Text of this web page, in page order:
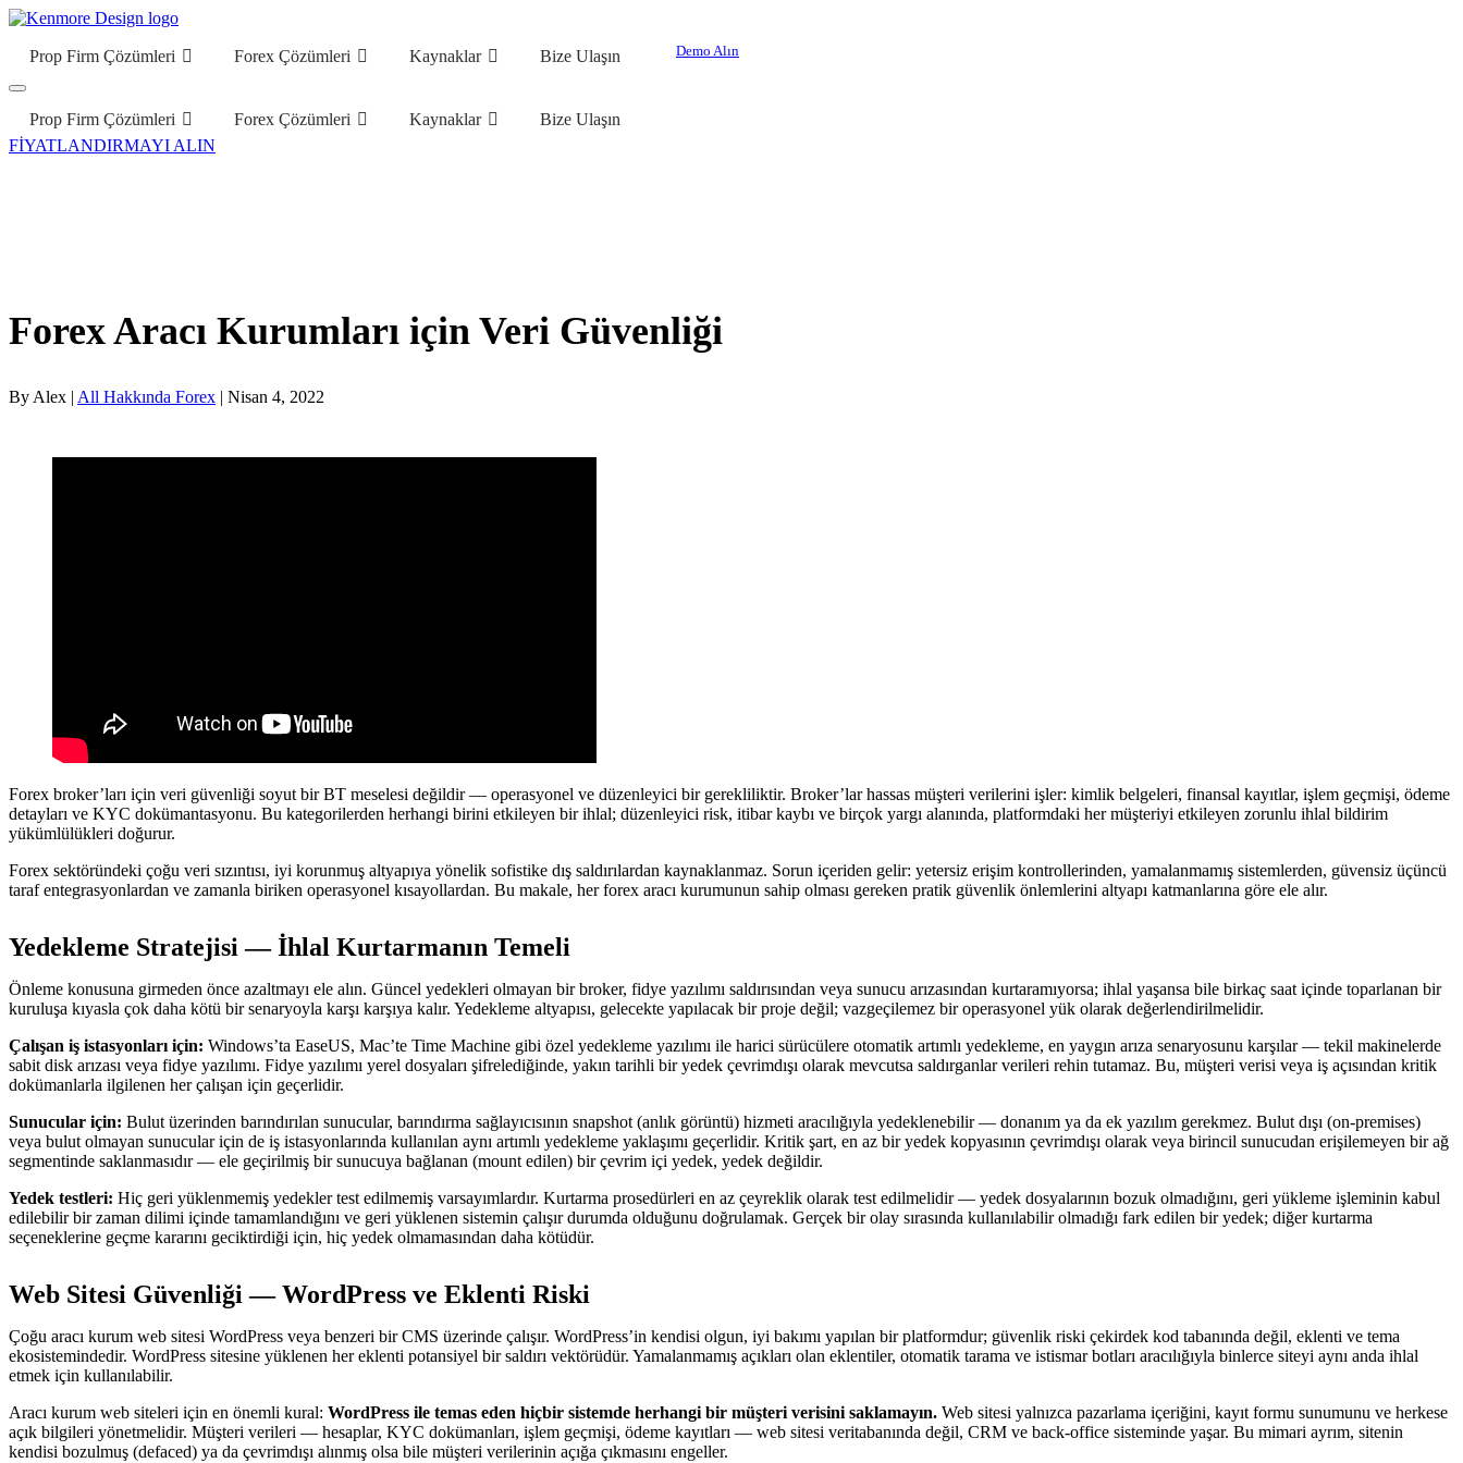
Prop Firm Çözümleri Forex Çözümleri Kaynaklar Bize Ulaşın Demo Alın
Prop Firm Çözümleri Forex Çözümleri Kaynaklar
Bize Ulaşın
FİYATLANDIRMAYI ALIN
Forex Aracı Kurumları için Veri Güvenliği
By Alex | All Hakkında Forex | Nisan 4, 2022
Forex broker’ları için veri güvenliği soyut bir BT meselesi değildir — operasyonel ve düzenleyici bir gerekliliktir. Broker’lar hassas müşteri verilerini işler: kimlik belgeleri, finansal kayıtlar, işlem geçmişi, ödeme
detayları ve KYC dokümantasyonu. Bu kategorilerden herhangi birini etkileyen bir ihlal; düzenleyici risk, itibar kaybı ve birçok yargı alanında, platformdaki her müşteriyi etkileyen zorunlu ihlal bildirim
yükümlülükleri doğurur.
Forex sektöründeki çoğu veri sızıntısı, iyi korunmuş altyapıya yönelik sofistike dış saldırılardan kaynaklanmaz. Sorun içeriden gelir: yetersiz erişim kontrollerinden, yamalanmamış sistemlerden, güvensiz üçüncü
taraf entegrasyonlardan ve zamanla biriken operasyonel kısayollardan. Bu makale, her forex aracı kurumunun sahip olması gereken pratik güvenlik önlemlerini altyapı katmanlarına göre ele alır.
Yedekleme Stratejisi — İhlal Kurtarmanın Temeli
Önleme konusuna girmeden önce azaltmayı ele alın. Güncel yedekleri olmayan bir broker, fidye yazılımı saldırısından veya sunucu arızasından kurtaramıyorsa; ihlal yaşansa bile birkaç saat içinde toparlanan bir
kuruluşa kıyasla çok daha kötü bir senaryoyla karşı karşıya kalır. Yedekleme altyapısı, gelecekte yapılacak bir proje değil; vazgeçilemez bir operasyonel yük olarak değerlendirilmelidir.
Çalışan iş istasyonları için: Windows’ta EaseUS, Mac’te Time Machine gibi özel yedekleme yazılımı ile harici sürücülere otomatik artımlı yedekleme, en yaygın arıza senaryosunu karşılar — tekil makinelerde
sabit disk arızası veya fidye yazılımı. Fidye yazılımı yerel dosyaları şifrelediğinde, yakın tarihli bir yedek çevrimdışı olarak mevcutsa saldırganlar verileri rehin tutamaz. Bu, müşteri verisi veya iş açısından kritik
dokümanlarla ilgilenen her çalışan için geçerlidir.
Sunucular için: Bulut üzerinden barındırılan sunucular, barındırma sağlayıcısının snapshot (anlık görüntü) hizmeti aracılığıyla yedeklenebilir — donanım ya da ek yazılım gerekmez. Bulut dışı (on-premises)
veya bulut olmayan sunucular için de iş istasyonlarında kullanılan aynı artımlı yedekleme yaklaşımı geçerlidir. Kritik şart, en az bir yedek kopyasının çevrimdışı olarak veya birincil sunucudan erişilemeyen bir ağ
segmentinde saklanmasıdır — ele geçirilmiş bir sunucuya bağlanan (mount edilen) bir çevrim içi yedek, yedek değildir.
Yedek testleri: Hiç geri yüklenmemiş yedekler test edilmemiş varsayımlardır. Kurtarma prosedürleri en az çeyreklik olarak test edilmelidir — yedek dosyalarının bozuk olmadığını, geri yükleme işleminin kabul
edilebilir bir zaman dilimi içinde tamamlandığını ve geri yüklenen sistemin çalışır durumda olduğunu doğrulamak. Gerçek bir olay sırasında kullanılabilir olmadığı fark edilen bir yedek; diğer kurtarma
seçeneklerine geçme kararını geciktirdiği için, hiç yedek olmamasından daha kötüdür.
Web Sitesi Güvenliği — WordPress ve Eklenti Riski
Çoğu aracı kurum web sitesi WordPress veya benzeri bir CMS üzerinde çalışır. WordPress’in kendisi olgun, iyi bakımı yapılan bir platformdur; güvenlik riski çekirdek kod tabanında değil, eklenti ve tema
ekosistemindedir. WordPress sitesine yüklenen her eklenti potansiyel bir saldırı vektörüdür. Yamalanmamış açıkları olan eklentiler, otomatik tarama ve istismar botları aracılığıyla binlerce siteyi aynı anda ihlal
etmek için kullanılabilir.
Aracı kurum web siteleri için en önemli kural: WordPress ile temas eden hiçbir sistemde herhangi bir müşteri verisini saklamayın. Web sitesi yalnızca pazarlama içeriğini, kayıt formu sunumunu ve herkese
açık bilgileri yönetmelidir. Müşteri verileri — hesaplar, KYC dokümanları, işlem geçmişi, ödeme kayıtları — web sitesi veritabanında değil, CRM ve back-office sisteminde yaşar. Bu mimari ayrım, sitenin
kendisi bozulmuş (defaced) ya da çevrimdışı alınmış olsa bile müşteri verilerinin açığa çıkmasını engeller.